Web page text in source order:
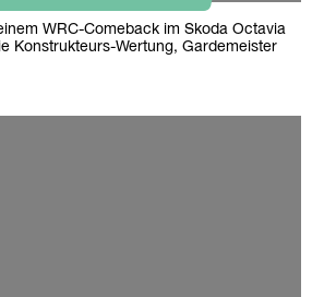
WRC-Comeback im Skoda Octavia
Konstrukteurs-Wertung, Gardemeister